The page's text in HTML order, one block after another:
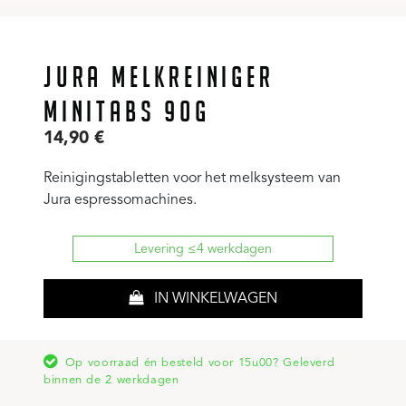
JURA MELKREINIGER
MINITABS 90G
14,90 €
Reinigingstabletten voor het melksysteem van
Jura espressomachines.
Levering ≤4 werkdagen
IN WINKELWAGEN
Op voorraad én besteld voor 15u00? Geleverd
binnen de 2 werkdagen